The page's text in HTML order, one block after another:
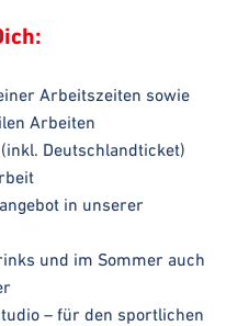
Arbeitszeiten sowie
Arbeiten
Deutschlandticket)
in unserer
und im Sommer auch
– für den sportlichen